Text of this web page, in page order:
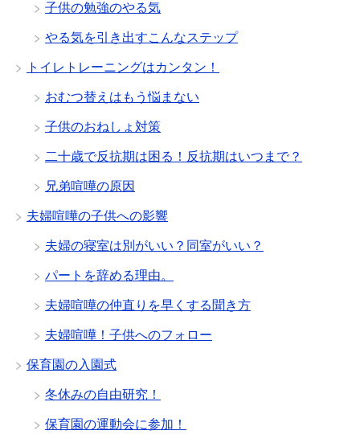
子供の勉強のやる気
やる気を引き出すこんなステップ
トイレトレーニングはカンタン！
おむつ替えはもう悩まない
子供のおねしょ対策
二十歳で反抗期は困る！反抗期はいつまで？
兄弟喧嘩の原因
夫婦喧嘩の子供への影響
夫婦の寝室は別がいい？同室がいい？
パートを辞める理由。
夫婦喧嘩の仲直りを早くする聞き方
夫婦喧嘩！子供へのフォロー
保育園の入園式
冬休みの自由研究！
保育園の運動会に参加！